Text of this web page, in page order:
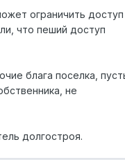
ограничить доступ
что пеший доступ
блага поселка,
не
долгостроя.